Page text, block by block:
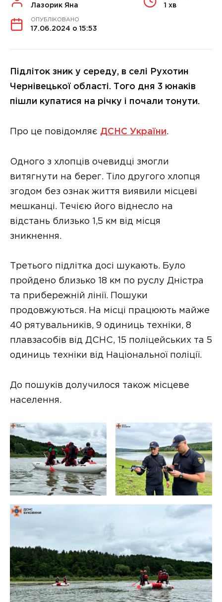
Лазорик Яна 1 хв
ОПУБЛІКОВАНО
17.06.2024 о 15:53
Підліток зник у середу, в селі Рухотин
Чернівецької області. Того дня 3 юнаків
пішли купатися на річку і почали тонути.
Про це повідомляє ДСНС України.
Одного з хлопців очевидці змогли
витягнути на берег. Тіло другого хлопця
згодом без ознак життя виявили місцеві
мешканці. Течією його віднесло на
відстань близько 1,5 км від місця
зникнення.
Третього підлітка досі шукають. Було
пройдено близько 18 км по руслу Дністра
та прибережній лінії. Пошуки
продовжуються. На місці працюють майже
40 рятувальників, 9 одиниць техніки, 8
плавзасобів від ДСНС, 15 поліцейських та 5
одиниць техніки від Національної поліції.
До пошуків долучилося також місцеве
населення.